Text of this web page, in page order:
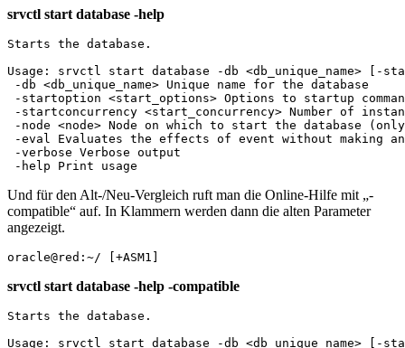
srvctl start database -help
Starts the database.
Usage: srvctl start database -db <db_unique_name>
-db <db_unique_name> Unique name for the database
-startoption <start_options> Options to startup command
-startconcurrency <start_concurrency> Number of
-node <node> Node on which to start the database (only
-eval Evaluates the effects of event without making
-verbose Verbose output
-help Print usage
Und für den Alt-/Neu-Vergleich ruft man die Online-Hilfe mit „-
compatible“ auf. In Klammern werden dann die alten Parameter
angezeigt.
oracle@red:~/ [+ASM1]
srvctl start database -help -compatible
Starts the database.
Usage: srvctl start database -db <db_unique_name>